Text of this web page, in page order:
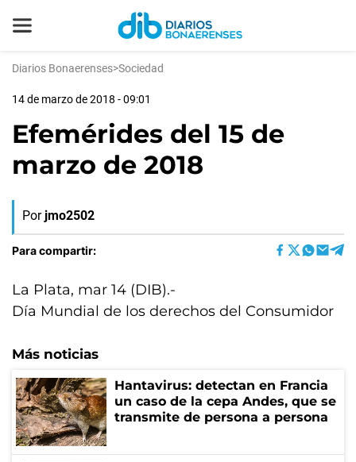
Diarios Bonaerenses>Sociedad
14 de marzo de 2018 - 09:01
Efemérides del 15 de
marzo de 2018
Por jmo2502
Para compartir:
La Plata, mar 14 (DIB).-
Día Mundial de los derechos del Consumidor
Más noticias
Hantavirus: detectan en Francia
un caso de la cepa Andes, que se
transmite de persona a persona